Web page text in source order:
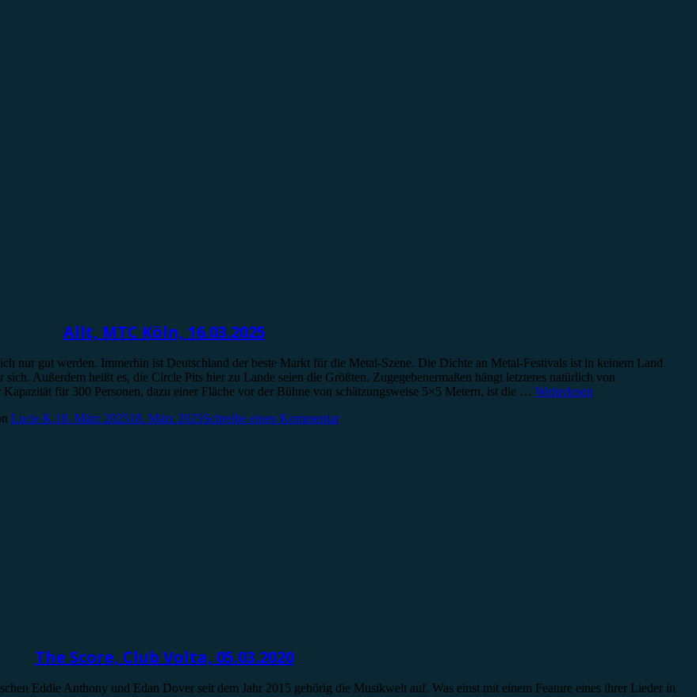
Allt, MTC Köln, 16.03.2025
nur gut werden. Immerhin ist Deutschland der beste Markt für die Metal-Szene. Die Dichte an Metal-Festivals ist in keinem Land
Außerdem heißt es, die Circle Pits hier zu Lande seien die Größten. Zugegebenermaßen hängt letzteres natürlich von
für 300 Personen, dazu einer Fläche vor der Bühne von schätzungsweise 5×5 Metern, ist die … Weiterlesen
Lucie K.18. März 202518. März 2025Schreibe einen Kommentar
The Score, Club Volta, 05.03.2020
Eddie Anthony und Edan Dover seit dem Jahr 2015 gehörig die Musikwelt auf. Was einst mit einem Feature eines ihrer Lieder in